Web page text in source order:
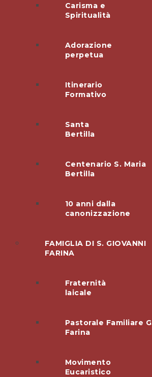
Carisma e
Spiritualità
Adorazione
perpetua
Itinerario
Formativo
Santa
Bertilla
Centenario S. Maria
Bertilla
10 anni dalla
canonizzazione
FAMIGLIA DI S. GIOVANNI
FARINA
Fraternità
laicale
Pastorale Familiare
Farina
Movimento
Eucaristico